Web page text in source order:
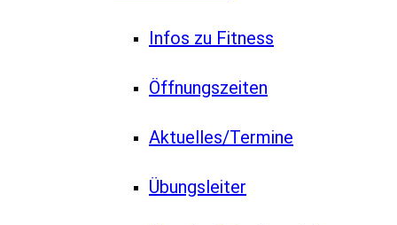
Infos zu Fitness
Öffnungszeiten
Aktuelles/Termine
Übungsleiter